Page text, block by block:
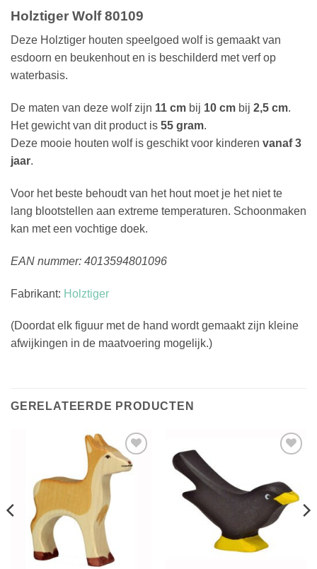
Holztiger Wolf 80109
Deze Holztiger houten speelgoed wolf is gemaakt van
esdoorn en beukenhout en is beschilderd met verf op
waterbasis.
De maten van deze wolf zijn 11 cm bij 10 cm bij 2,5 cm.
Het gewicht van dit product is 55 gram.
Deze mooie houten wolf is geschikt voor kinderen vanaf 3
jaar.
Voor het beste behoudt van het hout moet je het niet te
lang blootstellen aan extreme temperaturen. Schoonmaken
kan met een vochtige doek.
EAN nummer: 4013594801096
Fabrikant: Holztiger
(Doordat elk figuur met de hand wordt gemaakt zijn kleine
afwijkingen in de maatvoering mogelijk.)
GERELATEERDE PRODUCTEN
Toevoegen
aan
verlanglijst